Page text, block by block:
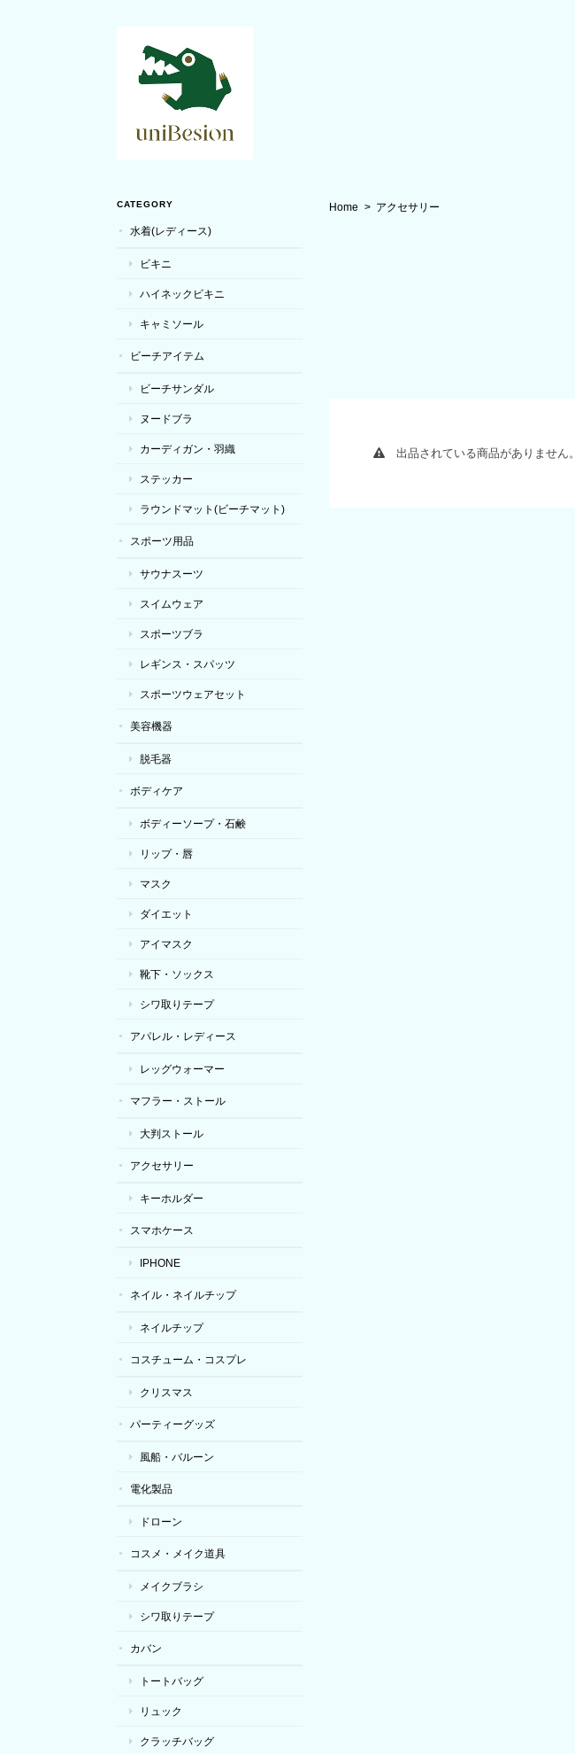
Home アクセサリー
出品されている商品がありません。
CATEGORY
水着(レディース)
ビキニ
ハイネックビキニ
キャミソール
ビーチアイテム
ビーチサンダル
ヌードブラ
カーディガン・羽織
ステッカー
ラウンドマット(ビーチマット)
スポーツ用品
サウナスーツ
スイムウェア
スポーツブラ
レギンス・スパッツ
スポーツウェアセット
美容機器
脱毛器
ボディケア
ボディーソープ・石鹸
リップ・唇
マスク
ダイエット
アイマスク
靴下・ソックス
シワ取りテープ
アパレル・レディース
レッグウォーマー
マフラー・ストール
大判ストール
アクセサリー
キーホルダー
スマホケース
IPHONE
ネイル・ネイルチップ
ネイルチップ
コスチューム・コスプレ
クリスマス
パーティーグッズ
風船・バルーン
電化製品
ドローン
コスメ・メイク道具
メイクブラシ
シワ取りテープ
カバン
トートバッグ
リュック
クラッチバッグ